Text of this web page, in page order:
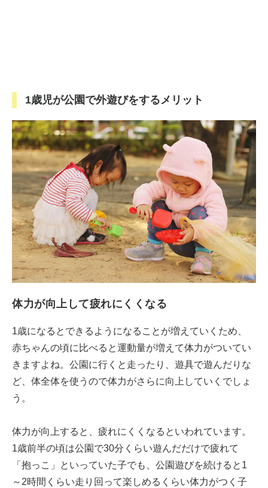
1歳児が公園で外遊びをするメリット
体力が向上して疲れにくくなる
1歳になるとできるようになることが増えていくため、
赤ちゃんの頃に比べると運動量が増えて体力がついてい
きますよね。公園に行くと走ったり、遊具で遊んだりな
ど、体全体を使うので体力がさらに向上していくでしょ
う。
体力が向上すると、疲れにくくなるといわれています。
1歳前半の頃は公園で30分くらい遊んだだけで疲れて
「抱っこ」といっていた子でも、公園遊びを続けると1
～2時間くらい走り回って楽しめるくらい体力がつく子